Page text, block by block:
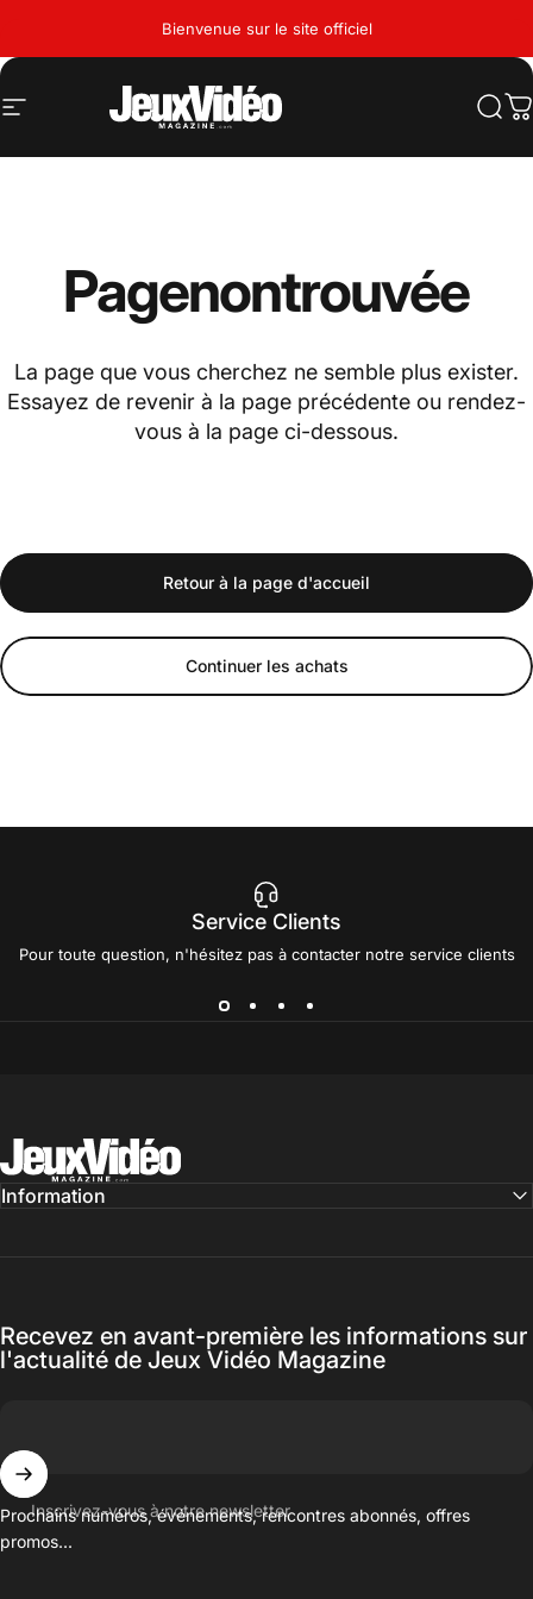
Bienvenue sur le site officiel
Navigation Jeux Vidéo Magazine
Pagenontrouvée
La page que vous cherchez ne semble plus exister.
Essayez de revenir à la page précédente ou rendez-
vous à la page ci-dessous.
Retour à la page d'accueil
Continuer les achats
Service Clients
Pour toute question, n'hésitez pas à contacter notre service clients
Jeux Vidéo Magazine
Information
Recevez en avant-première les informations sur
l'actualité de Jeux Vidéo Magazine
Inscrivez-vous à notre newsletter
Prochains numéros, événements, rencontres abonnés, offres
promos...